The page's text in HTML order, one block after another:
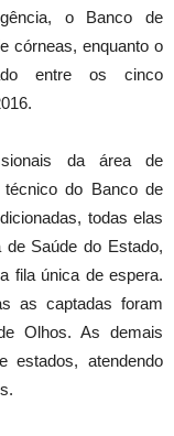
o Banco de
córneas, enquanto o
entre os cinco
da área de
técnico do Banco de
todas elas
Saúde do Estado,
fila única de espera.
as captadas foram
Olhos. As demais
estados, atendendo